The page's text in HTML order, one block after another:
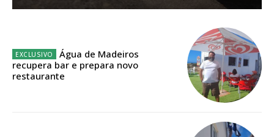
Sendo assinante terá acesso a todos os conteúdos exclusivos e versões
digitais.
Escolha o plano de assinatura desejado:
Água de Madeiros
recupera bar e prepara novo
restaurante